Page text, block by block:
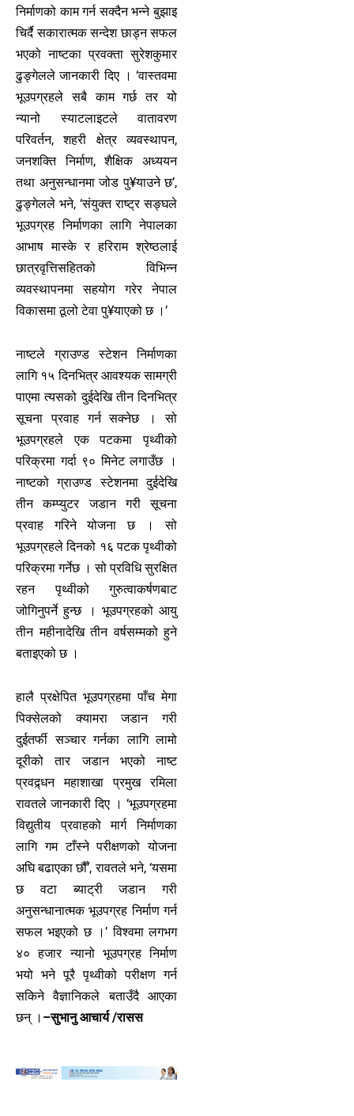
निर्माणको काम गर्न सक्दैन भन्ने बुझाइ
चिर्दै सकारात्मक सन्देश छाड्न सफल
भएको नाष्टका प्रवक्ता सुरेशकुमार
ढुङ्गेलले जानकारी दिए । ‘वास्तवमा
भूउपग्रहले सबै काम गर्छ तर यो
न्यानो स्याटलाइटले वातावरण
परिवर्तन, शहरी क्षेत्र व्यवस्थापन,
जनशक्ति निर्माण, शैक्षिक अध्ययन
तथा अनुसन्धानमा जोड पु¥याउने छ’,
ढुङ्गेलले भने, ‘संयुक्त राष्ट्र सङ्घले
भूउपग्रह निर्माणका लागि नेपालका
आभाष मास्के र हरिराम श्रेष्ठलाई
छात्रवृत्तिसहितको विभिन्न
व्यवस्थापनमा सहयोग गरेर नेपाल
विकासमा ठूलो टेवा पु¥याएको छ ।’
नाष्टले ग्राउण्ड स्टेशन निर्माणका
लागि १५ दिनभित्र आवश्यक सामग्री
पाएमा त्यसको दुईदेखि तीन दिनभित्र
सूचना प्रवाह गर्न सक्नेछ । सो
भूउपग्रहले एक पटकमा पृथ्वीको
परिक्रमा गर्दा ९० मिनेट लगाउँछ ।
नाष्टको ग्राउण्ड स्टेशनमा दुईदेखि
तीन कम्प्युटर जडान गरी सूचना
प्रवाह गरिने योजना छ । सो
भूउपग्रहले दिनको १६ पटक पृथ्वीको
परिक्रमा गर्नेछ । सो प्रविधि सुरक्षित
रहन पृथ्वीको गुरुत्वाकर्षणबाट
जोगिनुपर्ने हुन्छ । भूउपग्रहको आयु
तीन महीनादेखि तीन वर्षसम्मको हुने
बताइएको छ ।
हालै प्रक्षेपित भूउपग्रहमा पाँच मेगा
पिक्सेलको क्यामरा जडान गरी
दुईतर्फी सञ्चार गर्नका लागि लामो
दूरीको तार जडान भएको नाष्ट
प्रवद्र्धन महाशाखा प्रमुख रमिला
रावतले जानकारी दिए । ‘भूउपग्रहमा
विद्युतीय प्रवाहको मार्ग निर्माणका
लागि गम टाँस्ने परीक्षणको योजना
अघि बढाएका छौँ’, रावतले भने, ‘यसमा
छ वटा ब्याट्री जडान गरी
अनुसन्धानात्मक भूउपग्रह निर्माण गर्न
सफल भइएको छ ।’ विश्वमा लगभग
४० हजार न्यानो भूउपग्रह निर्माण
भयो भने पूरै पृथ्वीको परीक्षण गर्न
सकिने वैज्ञानिकले बताउँदै आएका
छन् । –सुभानु आचार्य /रासस